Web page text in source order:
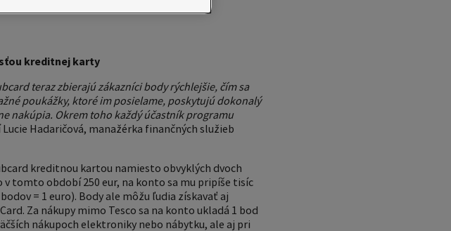
kreditnej karty
teraz zbierajú zákazníci body rýchlejšie, čím sa
poukážky, ktoré im posielame, poskytujú dokonalý
nakúpia. Okrem toho každý účastník programu
Hadaričová, manažérka finančných služieb
kreditnou kartou namiesto obvyklých dvoch
tomto období 250 eur, na konto sa mu pripíše tisíc
= 1 euro). Body ale môžu ľudia získavať aj
Za nákupy mimo Tesco sa na konto ukladá 1 bod
nákupoch elektroniky nebo nábytku, ale aj pri